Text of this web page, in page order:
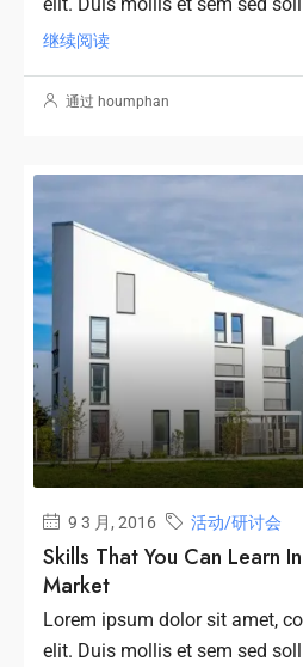
继续阅读
通过 houmphan
9 3 月, 2016 活动/研讨会
Skills That You Can Learn
Market
Lorem ipsum dolor sit amet,
elit. Duis mollis et sem sed